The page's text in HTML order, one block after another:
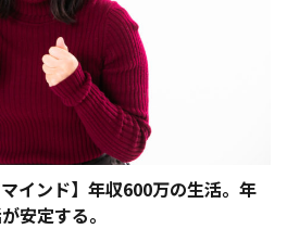
インド】年収600万の生活。年
安定する。